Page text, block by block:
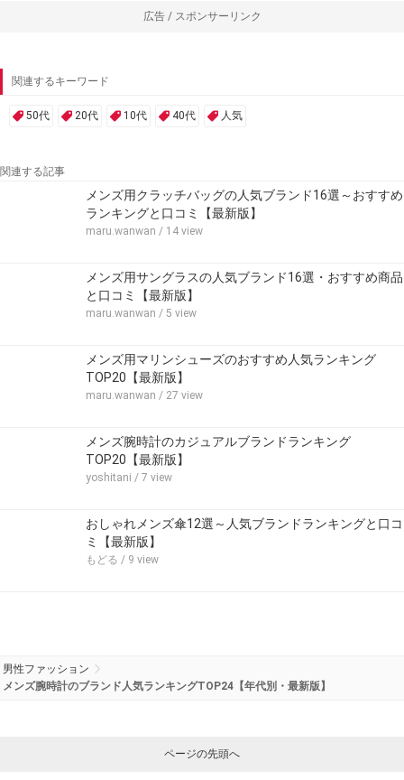
広告 / スポンサーリンク
関連するキーワード
50代 20代 10代 40代 人気
関連する記事
メンズ用クラッチバッグの人気ブランド16選～おすすめ
ランキングと口コミ【最新版】
maru.wanwan / 14 view
メンズ用サングラスの人気ブランド16選・おすすめ商品
と口コミ【最新版】
maru.wanwan / 5 view
メンズ用マリンシューズのおすすめ人気ランキング
TOP20【最新版】
maru.wanwan / 27 view
メンズ腕時計のカジュアルブランドランキング
TOP20【最新版】
yoshitani / 7 view
おしゃれメンズ傘12選～人気ブランドランキングと口コ
ミ【最新版】
もどる / 9 view
男性ファッション
メンズ腕時計のブランド人気ランキングTOP24【年代別・最新版】
ページの先頭へ